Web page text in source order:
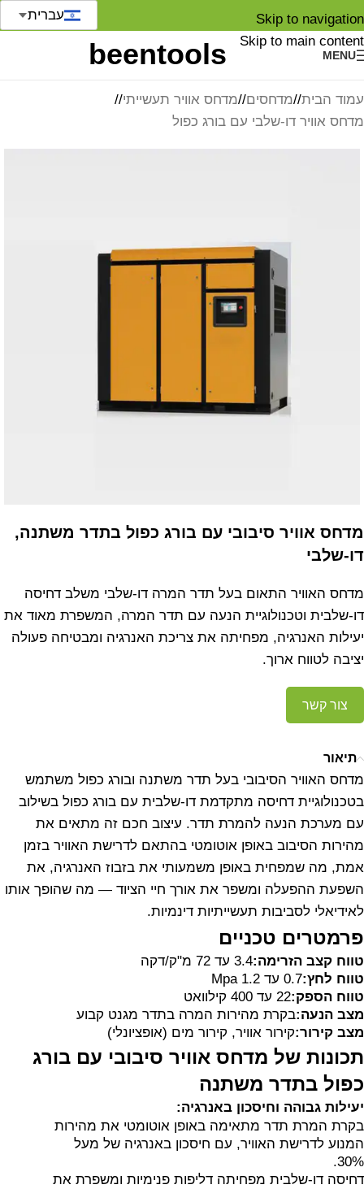
Skip to navigation
Skip to main content
MENU
עברית
עמוד הבית/ מדחסים/ מדחס אוויר תעשייתי/
מדחס אוויר דו-שלבי עם בורג כפול
מדחס אוויר סיבובי עם בורג כפול בתדר משתנה,
דו-שלבי
מדחס האוויר התאום בעל תדר המרה דו-שלבי משלב דחיסה
דו-שלבית וטכנולוגיית הנעה עם תדר המרה, המשפרת מאוד את
יעילות האנרגיה, מפחיתה את צריכת האנרגיה ומבטיחה פעולה
יציבה לטווח ארוך.
צור קשר
תיאור
מדחס האוויר הסיבובי בעל תדר משתנה ובורג כפול משתמש
בטכנולוגיית דחיסה מתקדמת דו-שלבית עם בורג כפול בשילוב
עם מערכת הנעה להמרת תדר. עיצוב חכם זה מתאים את
מהירות הסיבוב באופן אוטומטי בהתאם לדרישת האוויר בזמן
אמת, מה שמפחית באופן משמעותי את בזבוז האנרגיה, את
השפעת ההפעלה ומשפר את אורך חיי הציוד — מה שהופך אותו
לאידיאלי לסביבות תעשייתיות דינמיות.
פרמטרים טכניים
טווח קצב הזרימה:3.4 עד 72 מ"ק/דקה
טווח לחץ:0.7 עד 1.2 Mpa
טווח הספק:22 עד 400 קילוואט
מצב הנעה:בקרת מהירות המרה בתדר מגנט קבוע
מצב קירור:קירור אוויר, קירור מים (אופציונלי)
תכונות של מדחס אוויר סיבובי עם בורג
כפול בתדר משתנה
יעילות גבוהה וחיסכון באנרגיה:
בקרת המרת תדר מתאימה באופן אוטומטי את מהירות
המנוע לדרישת האוויר, עם חיסכון באנרגיה של מעל
30%.
דחיסה דו-שלבית מפחיתה דליפות פנימיות ומשפרת את